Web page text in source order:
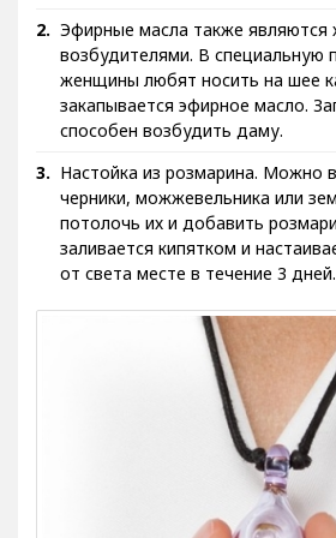
Эфирные масла также являются
возбудителями. В специальную
женщины любят носить на шее
закапывается эфирное масло.
способен возбудить даму.
Настойка из розмарина. Можно
черники, можжевельника или
потолочь их и добавить
заливается кипятком и
от света месте в течение 3 дней.